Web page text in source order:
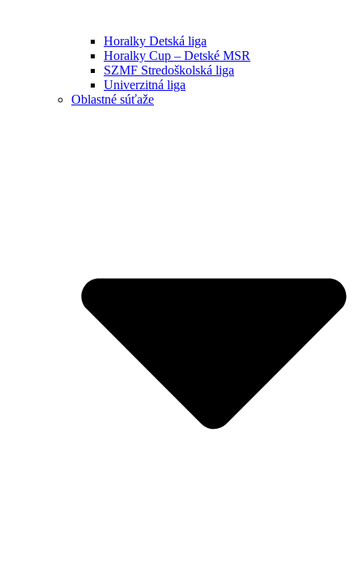
Horalky Detská liga
Horalky Cup – Detské MSR
SZMF Stredoškolská liga
Univerzitná liga
Oblastné súťaže